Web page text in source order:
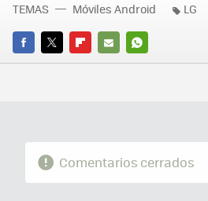
FACEBOOK
TWITTERFLIPBOARD
E-
WHATSAPP
TEMAS Móviles Android LG
Comentarios cerrados